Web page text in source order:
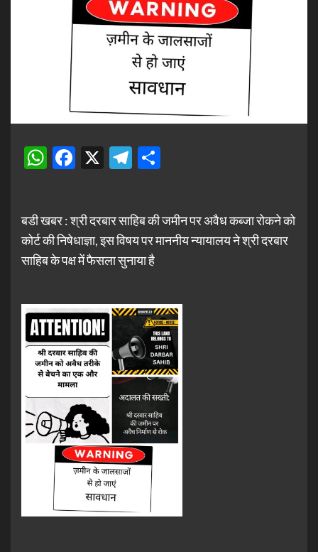
WhatsApp
Facebook
X Telegram
बडी खबर : श्री दरबार साहिब की जमीन पर अवैध कब्जा रोकने को
कोर्ट की निषेधाज्ञा, इस विषय पर माननीय न्यायालय ने श्री दरबार
साहिब के पक्ष में फैसला सुनाया है